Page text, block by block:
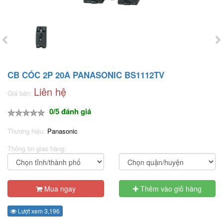
CB CÓC 2P 20A PANASONIC BS1112TV
Giá bán: Liên hệ
0/5 đánh giá
Thương hiệu: Panasonic
Thông tin giao hàng:
Mua ngay Thêm vào giỏ hàng
Lượt xem 3,196